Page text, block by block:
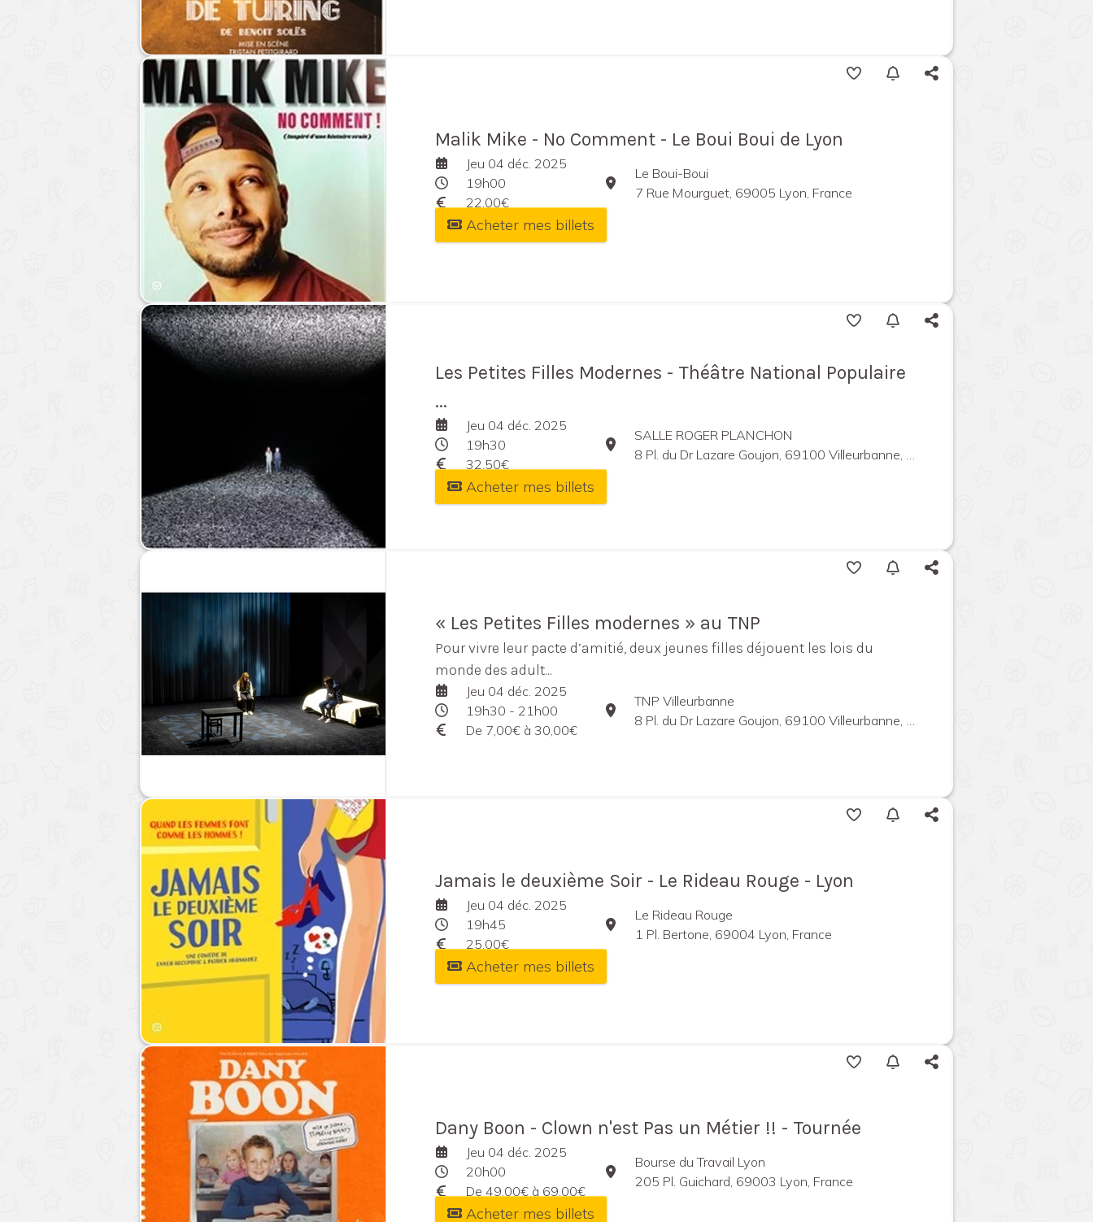
Malik Mike - No Comment - Le Boui Boui de Lyon
Jeu 04 déc. 2025
19h00
22,00€
Le Boui-Boui
7 Rue Mourguet, 69005 Lyon, France
Acheter mes billets
Les Petites Filles Modernes - Théâtre National Populaire
...
Jeu 04 déc. 2025
19h30
32,50€
SALLE ROGER PLANCHON
8 Pl. du Dr Lazare Goujon, 69100 Villeurbanne, France
Acheter mes billets
« Les Petites Filles modernes » au TNP
Pour vivre leur pacte d’amitié, deux jeunes filles déjouent les lois du
monde des adult...
Jeu 04 déc. 2025
19h30 - 21h00
De 7,00€ à 30,00€
TNP Villeurbanne
8 Pl. du Dr Lazare Goujon, 69100 Villeurbanne, France
Jamais le deuxième Soir - Le Rideau Rouge - Lyon
Jeu 04 déc. 2025
19h45
25,00€
Le Rideau Rouge
1 Pl. Bertone, 69004 Lyon, France
Acheter mes billets
Dany Boon - Clown n'est Pas un Métier !! - Tournée
Jeu 04 déc. 2025
20h00
De 49,00€ à 69,00€
Bourse du Travail Lyon
205 Pl. Guichard, 69003 Lyon, France
Acheter mes billets